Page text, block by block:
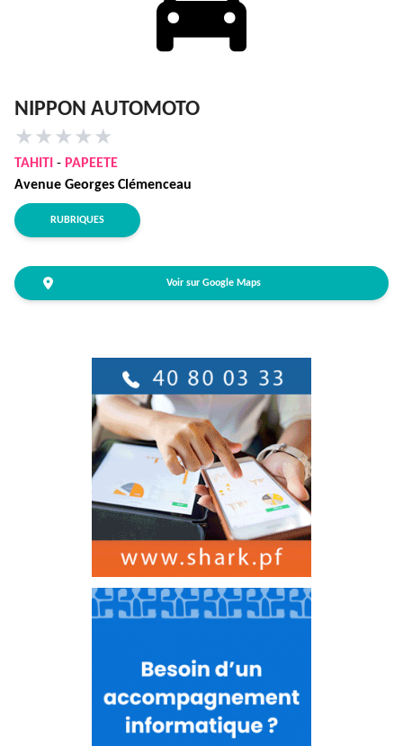
NIPPON AUTOMOTO
★ ★ ★ ★ ★
TAHITI - PAPEETE
Avenue Georges Clémenceau
RUBRIQUES
Voir sur Google Maps